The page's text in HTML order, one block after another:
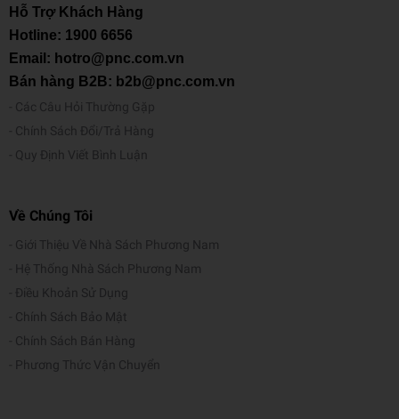
Hỗ Trợ Khách Hàng
Hotline: 1900 6656
Email: hotro@pnc.com.vn
Bán hàng B2B: b2b@pnc.com.vn
Các Câu Hỏi Thường Gặp
Chính Sách Đổi/Trả Hàng
Quy Định Viết Bình Luận
Về Chúng Tôi
Giới Thiệu Về Nhà Sách Phương Nam
Hệ Thống Nhà Sách Phương Nam
Điều Khoản Sử Dụng
Chính Sách Bảo Mật
Chính Sách Bán Hàng
Phương Thức Vận Chuyển